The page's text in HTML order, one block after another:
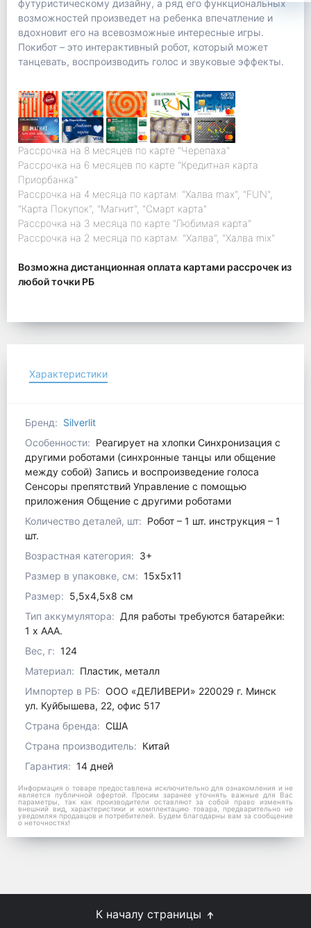
футуристическому дизайну, а ряд его функциональных
возможностей произведет на ребенка впечатление и
вдохновит его на всевозможные интересные игры.
Покибот – это интерактивный робот, который может
танцевать, воспроизводить голос и звуковые эффекты.
Рассрочка на 8 месяцев по карте "Черепаха"
Рассрочка на 6 месяцев по карте "Кредитная карта
Приорбанка"
Рассрочка на 4 месяца по картам: "Халва max", "FUN",
"Карта Покупок", "Магнит", "Смарт карта"
Рассрочка на 3 месяца по карте "Любимая карта"
Рассрочка на 2 месяца по картам: "Халва", "Халва mix"
Возможна дистанционная оплата картами рассрочек из
любой точки РБ
Характеристики
Бренд: Silverlit
Особенности: Реагирует на хлопки Синхронизация с
другими роботами (синхронные танцы или общение
между собой) Запись и воспроизведение голоса
Сенсоры препятствий Управление с помощью
приложения Общение с другими роботами
Количество деталей, шт: Робот – 1 шт. инструкция – 1
шт.
Возрастная категория: 3+
Размер в упаковке, см: 15x5х11
Размер: 5,5х4,5х8 см
Тип аккумулятора: Для работы требуются батарейки:
1 x ААА.
Вес, г: 124
Материал: Пластик, металл
Импортер в РБ: ООО «ДЕЛИВЕРИ» 220029 г. Минск
ул. Куйбышева, 22, офис 517
Страна бренда: США
Страна производитель: Китай
Гарантия: 14 дней
Информация о товаре предоставлена исключительно для ознакомления и не
является публичной офертой. Просим заранее уточнять важные для Вас
параметры, так как производители оставляют за собой право изменять
внешний вид, характеристики и комплектацию товара, предварительно не
уведомляя продавцов и потребителей. Будем благодарны вам за сообщение
о неточностях!
К началу страницы